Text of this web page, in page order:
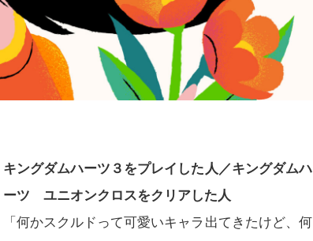
キングダムハーツ３をプレイした人／キングダムハ
ーツ ユニオンクロスをクリアした人
「何かスクルドって可愛いキャラ出てきたけど、何